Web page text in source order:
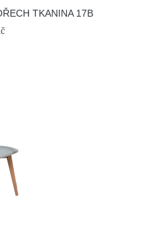
TKANINA 17B